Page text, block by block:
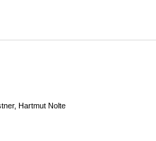
Hartmut Nolte